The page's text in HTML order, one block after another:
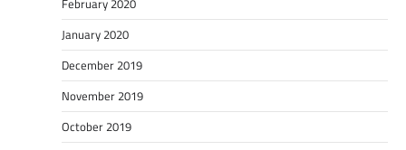
February 2020
January 2020
December 2019
November 2019
October 2019